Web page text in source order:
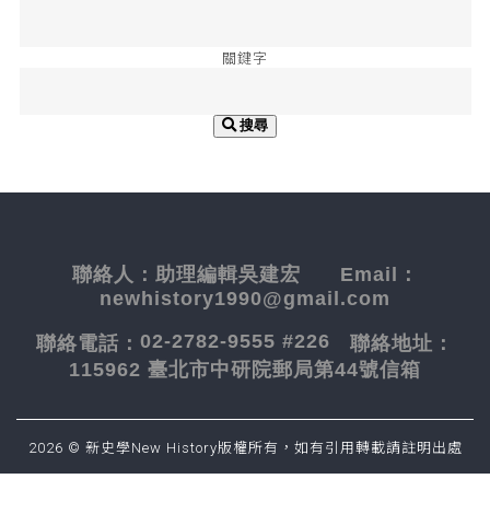
關鍵字
搜尋
聯絡人： 助理編輯吳建宏 Email：
newhistory1990@gmail.com
聯絡電話： 02-2782-9555 #226 聯絡地址：
115962 臺北市中研院郵局第44號信箱
2026 © 新史學New History版權所有，如有引用轉載請註明出處